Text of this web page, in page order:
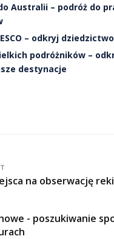
Australii – podróż do
– odkryj
podróżników –
destynacje
na obserwację
- poszukiwanie